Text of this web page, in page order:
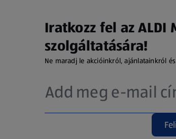
Iratkozz fel az
szolgáltatására!
Ne maradj le akcióinkról, ajánlatainkról